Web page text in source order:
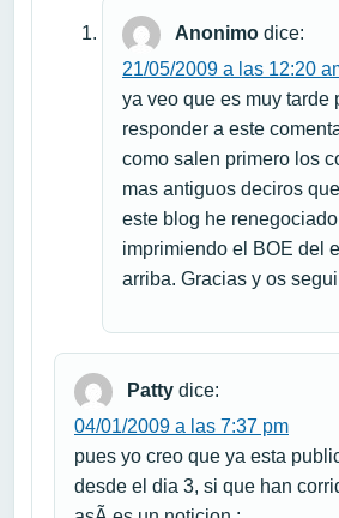
Anonimo dice:
21/05/2009 a las 12:20
ya veo que es muy tarde
responder a este
como salen primero los
mas antiguos deciros
este blog he
imprimiendo el BOE del
arriba. Gracias y os
Patty dice:
04/01/2009 a las 7:37 pm
pues yo creo que ya esta
desde el dia 3, si que han